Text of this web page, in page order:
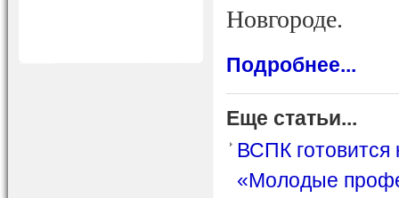
Новгороде.
Подробнее...
Еще статьи...
ВСПК готовится
«Молодые